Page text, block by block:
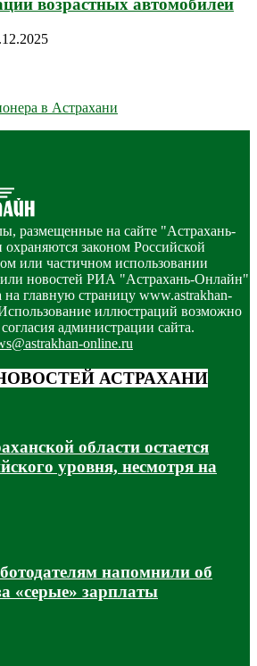
возрастных автомобилей
в Астрахани
размещенные на сайте "Астрахань-
законом Российской
или частичном использовании
новостей РИА "Астрахань-Онлайн"
на главную страницу www.astrakhan-
иллюстраций возможно
администрации сайта.
online.ru
АСТРАХАНИ
области остается
уровня, несмотря на
напомнили об
«серые» зарплаты